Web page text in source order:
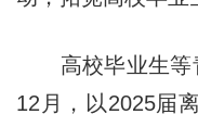
高校毕业生等
12月，以2025届